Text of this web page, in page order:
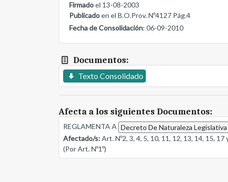
Firmadoel 13-08-2003
Publicadoen el B.O.Prov. Nº4127 Pág.4
Fecha de Consolidación: 06-09-2010
Documentos:
Texto Consolidado
Afecta a los siguientes Documentos:
REGLAMENTA A Decreto De Naturaleza
Afectado/s:Art. Nº2, 3, 4, 5, 10, 11, 12, 13, 14, 15, 17
(Por Art. Nº1º)